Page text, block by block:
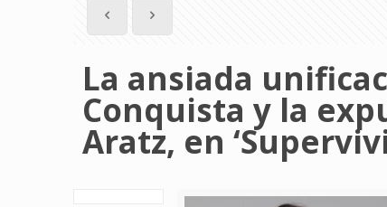
La ansiada
Conquista y la
Aratz, en